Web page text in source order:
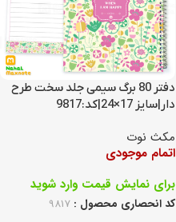
دفتر 80 برگ سیمی جلد سخت طرح
دار|سایز 17×24|کد:9817
مکث نوت
اتمام موجودی
برای نمایش قیمت وارد شوید
کد انحصاری محصول : 9817